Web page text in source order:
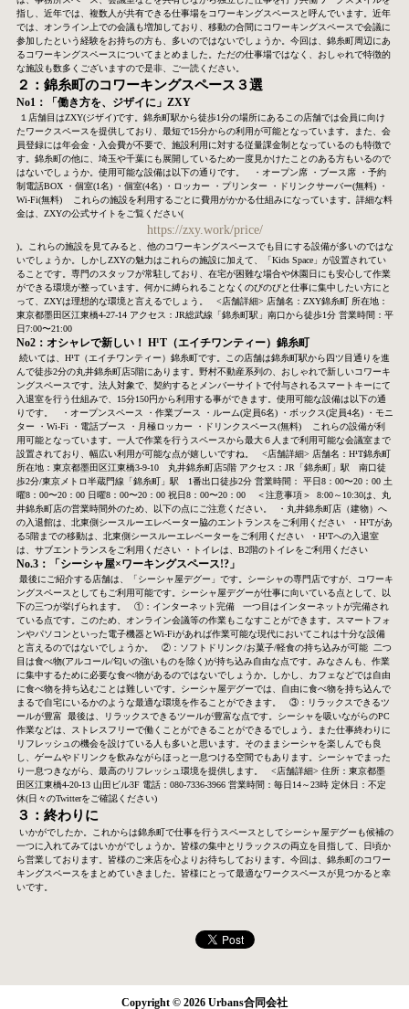
指し、近年では、複数人が共有できる仕事場をコワーキングスペースと呼んでいます。近年
では、オンライン上での会議も増加しており、移動の合間にコワーキングスペースで会議に
参加したという経験をお持ちの方も、多いのではないでしょうか。今回は、錦糸町周辺にあ
るコワーキングスペースについてまとめました。ただの仕事場ではなく、おしゃれで特徴的
な施設も数多くございますので是非、ご一読ください。
２：錦糸町のコワーキングスペース３選
No1：「働き方を、ジザイに」ZXY
１店舗目はZXY(ジザイ)です。錦糸町駅から徒歩1分の場所にあるこの店舗では会員に向け
たワークスペースを提供しており、最短で15分からの利用が可能となっています。また、会
員登録には年会金・入会費が不要で、施設利用に対する従量課金制となっているのも特徴で
す。錦糸町の他に、埼玉や千葉にも展開しているため一度見かけたことのある方もいるので
はないでしょうか。使用可能な設備は以下の通りです。
・オープン席 ・ブース席
・予約
制電話BOX
・個室(1名) ・個室(4名) ・ロッカー ・プリンター ・ドリンクサーバー(無料)
・
Wi-Fi(無料)
これらの施設を利用するごとに費用がかかる仕組みになっています。詳細な料
金は、ZXYの公式サイトをご覧ください(
https://zxy.work/price/
)。これらの施設を見てみると、他のコワーキングスペースでも目にする設備が多いのではな
いでしょうか。しかしZXYの魅力はこれらの施設に加えて、「Kids Space」が設置されてい
ることです。専門のスタッフが常駐しており、在宅が困難な場合や休園日にも安心して作業
ができる環境が整っています。何かに縛られることなくのびのびと仕事に集中したい方にと
って、ZXYは理想的な環境と言えるでしょう。
<店舗詳細> 店舗名：ZXY錦糸町 所在地：
東京都墨田区江東橋4-27-14 アクセス：JR総武線「錦糸町駅」南口から徒歩1分 営業時間：平
日7:00〜21:00
No2：オシャレで新しい！ H¹T（エイチワンティー）錦糸町
続いては、H¹T（エイチワンティー）錦糸町です。この店舗は錦糸町駅から四ツ目通りを進
んで徒歩2分の丸井錦糸町店5階にあります。野村不動産系列の、おしゃれで新しいコワーキ
ングスペースです。法人対象で、契約するとメンバーサイトで付与されるスマートキーにて
入退室を行う仕組みで、15分150円から利用する事ができます。使用可能な設備は以下の通
りです。
・オープンスペース ・作業ブース ・ルーム(定員6名) ・ボックス(定員4名)
・モニ
ター
・Wi-Fi ・電話ブース ・月極ロッカー ・ドリンクスペース(無料)
これらの設備が利
用可能となっています。 一人で作業を行うスペースから最大６人まで利用可能な会議室まで
設置されており、幅広い利用が可能な点が嬉しいですね。
<店舗詳細> 店舗名：H¹T錦糸町
所在地：東京都墨田区江東橋3-9-10 丸井錦糸町店5階 アクセス：JR「錦糸町」駅 南口徒
歩2分/東京メトロ半蔵門線「錦糸町」駅 1番出口徒歩2分 営業時間： 平日8：00〜20：00 土
曜8：00〜20：00 日曜8：00〜20：00 祝日8：00〜20：00 ＜注意事項＞
8:00～10:30は、丸
井錦糸町店の営業時間外のため、以下の点にご注意ください。
・丸井錦糸町店（建物）へ
の入退館は、北東側シースルーエレベーター脇のエントランスをご利用ください
・H¹Tがあ
る5階までの移動は、北東側シースルーエレベーターをご利用ください
・H¹Tへの入退室
は、サブエントランスをご利用ください ・トイレは、B2階のトイレをご利用ください
No.3：「シーシャ屋×ワーキングスペース!?」
最後にご紹介する店舗は、「シーシャ屋デグー」です。シーシャの専門店ですが、コワーキ
ングスペースとしてもご利用可能です。シーシャ屋デグーが仕事に向いている点として、以
下の三つが挙げられます。
①：インターネット完備
一つ目はインターネットが完備され
ている点です。このため、オンライン会議等の作業もこなすことができます。スマートフォ
ンやパソコンといった電子機器とWi-Fiがあれば作業可能な現代においてこれは十分な設備
と言えるのではないでしょうか。
②：ソフトドリンク/お菓子/軽食の持ち込みが可能
二つ
目は食べ物(アルコール/匂いの強いものを除く)が持ち込み自由な点です。みなさんも、作業
に集中するために必要な食べ物があるのではないでしょうか。しかし、カフェなどでは自由
に食べ物を持ち込むことは難しいです。シーシャ屋デグーでは、自由に食べ物を持ち込んで
まるで自宅にいるかのような最適な環境を作ることができます。
③：リラックスできるツ
ールが豊富
最後は、リラックスできるツールが豊富な点です。シーシャを吸いながらのPC
作業などは、ストレスフリーで働くことができることができるでしょう。また仕事終わりに
リフレッシュの機会を設けている人も多いと思います。そのままシーシャを楽しんでも良
し、ゲームやドリンクを飲みながらほっと一息つける空間でもあります。シーシャでまった
り一息つきながら、最高のリフレッシュ環境を提供します。
<店舗詳細> 住所：東京都墨
田区江東橋4-20-13 山田ビル3F 電話：080-7336-3966 営業時間：毎日14～23時 定休日：不定
休(日々のTwitterをご確認ください)
３：終わりに
いかがでしたか。これからは錦糸町で仕事を行うスペースとしてシーシャ屋デグーも候補の
一つに入れてみてはいかがでしょうか。皆様の集中とリラックスの両立を目指して、日頃か
ら営業しております。皆様のご来店を心よりお待ちしております。今回は、錦糸町のコワー
キングスペースをまとめていきました。皆様にとって最適なワークスペースが見つかると幸
いです。
Copyright © 2026 Urbans合同会社